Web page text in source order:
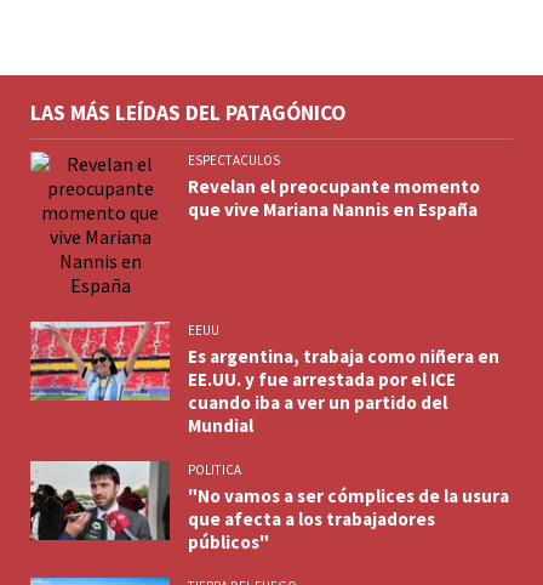
LAS MÁS LEÍDAS DEL PATAGÓNICO
ESPECTACULOS
Revelan el preocupante momento
que vive Mariana Nannis en España
EEUU
Es argentina, trabaja como niñera en
EE.UU. y fue arrestada por el ICE
cuando iba a ver un partido del
Mundial
POLITICA
"No vamos a ser cómplices de la usura
que afecta a los trabajadores
públicos"